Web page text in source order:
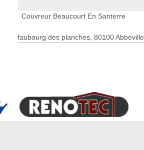
Couvreur Beaucourt En Santerre
faubourg des planches, 80100 Abbeville